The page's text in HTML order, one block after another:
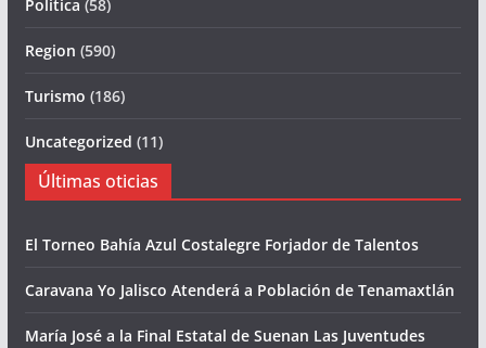
Politica (58)
Region (590)
Turismo (186)
Uncategorized (11)
Últimas oticias
El Torneo Bahía Azul Costalegre Forjador de Talentos
Caravana Yo Jalisco Atenderá a Población de Tenamaxtlán
María José a la Final Estatal de Suenan Las Juventudes